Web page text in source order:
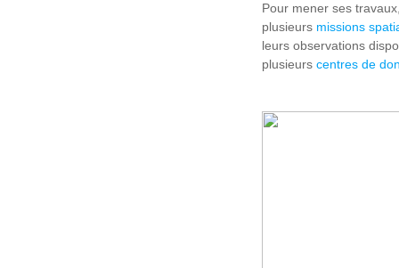
Pour mener ses
plusieurs missions
leurs observations
plusieurs centres de